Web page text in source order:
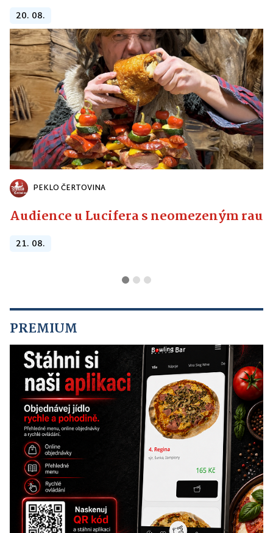
20. 08.
PEKLO ČERTOVINA
Audience u Lucifera s neomezeným
21. 08.
PREMIUM